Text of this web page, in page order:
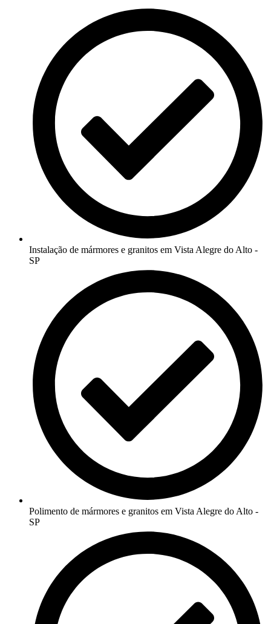
Instalação de mármores e granitos em Vista Alegre do Alto -
SP
Polimento de mármores e granitos em Vista Alegre do Alto -
SP